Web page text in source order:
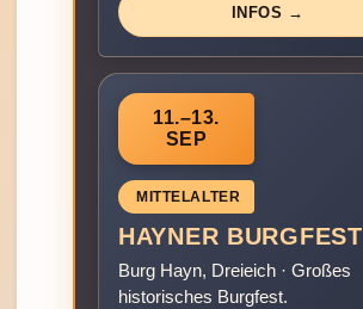
INFOS →
11.–13.
SEP
MITTELALTER
HAYNER BURGFEST
Burg Hayn, Dreieich · Großes
historisches Burgfest.